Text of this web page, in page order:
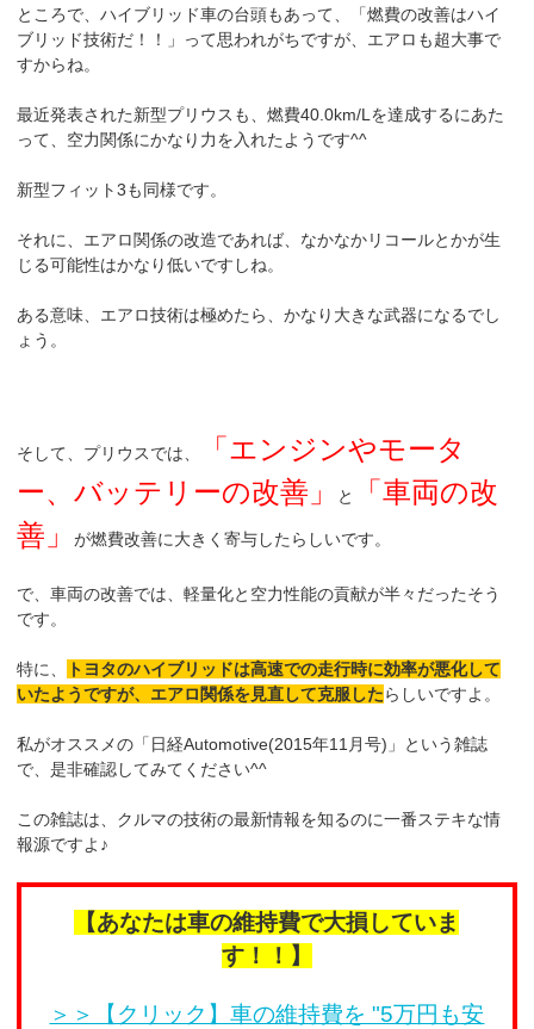
ところで、ハイブリッド車の台頭もあって、「燃費の改善はハイ
ブリッド技術だ！！」って思われがちですが、エアロも超大事で
すからね。
最近発表された新型プリウスも、燃費40.0km/Lを達成するにあた
って、空力関係にかなり力を入れたようです^^
新型フィット3も同様です。
それに、エアロ関係の改造であれば、なかなかリコールとかが生
じる可能性はかなり低いですしね。
ある意味、エアロ技術は極めたら、かなり大きな武器になるでし
ょう。
そして、プリウスでは、
「エンジンやモータ
ー、バッテリーの改善」
と
「車両の改
善」が燃費改善に大きく寄与したらしいです。
で、車両の改善では、軽量化と空力性能の貢献が半々だったそう
です。
特に、
トヨタのハイブリッドは高速での走行時に効率が悪化して
いたようですが、エアロ関係を見直して克服したらしいですよ。
私がオススメの「日経Automotive(2015年11月号)」という雑誌
で、是非確認してみてください^^
この雑誌は、クルマの技術の最新情報を知るのに一番ステキな情
報源ですよ♪
【あなたは車の維持費で大損していま
す！！】
＞＞【クリック】車の維持費を "5万円も安